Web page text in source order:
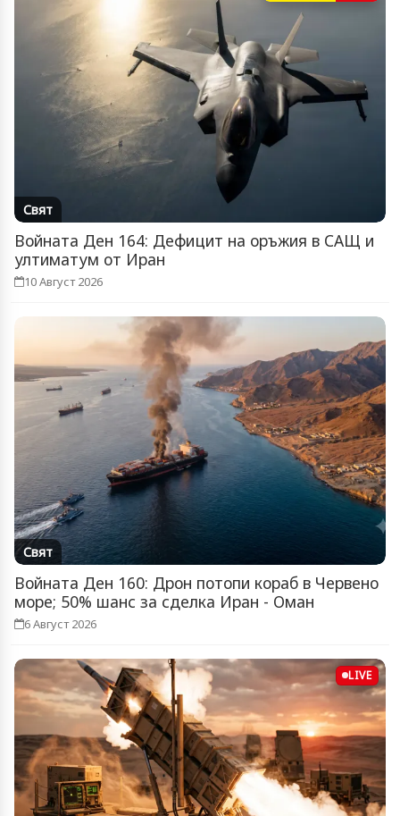
Свят
Войната Ден 164: Дефицит на оръжия в САЩ и
ултиматум от Иран
10 Август 2026
Свят
Войната Ден 160: Дрон потопи кораб в Червено
море; 50% шанс за сделка Иран - Оман
6 Август 2026
LIVE